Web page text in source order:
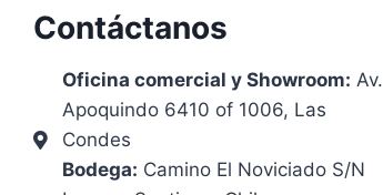
Contáctanos
Oficina comercial y Showroom: Av.
Apoquindo 6410 of 1006, Las
Condes
Bodega: Camino El Noviciado S/N